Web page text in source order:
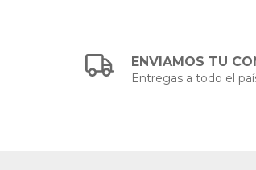
ENVIAMOS TU
Entregas a todo el